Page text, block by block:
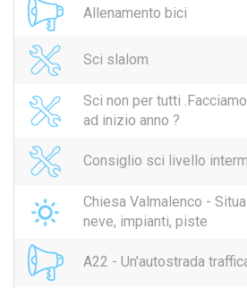
Allenamento bici
Sci slalom
Sci non per tutti
ad inizio anno ?
Consiglio sci livello
Chiesa Valmalenco -
neve, impianti, piste
A22 - Un'autostrada